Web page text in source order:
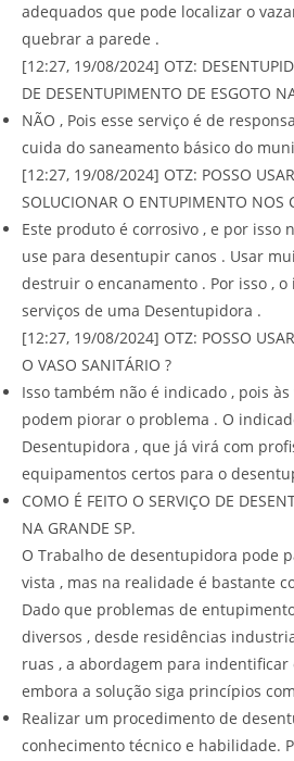
adequados que pode localizar o
quebrar a parede .
[12:27, 19/08/2024] OTZ:
DE DESENTUPIMENTO DE ESGOTO
NÃO , Pois esse serviço é de
cuida do saneamento básico do
[12:27, 19/08/2024] OTZ: POSSO
SOLUCIONAR O ENTUPIMENTO NOS
Este produto é corrosivo , e por isso
use para desentupir canos . Usar
destruir o encanamento . Por isso ,
serviços de uma Desentupidora .
[12:27, 19/08/2024] OTZ: POSSO
O VASO SANITÁRIO ?
Isso também não é indicado , pois
podem piorar o problema . O
Desentupidora , que já virá com
equipamentos certos para o
COMO É FEITO O SERVIÇO DE
NA GRANDE SP.
O Trabalho de desentupidora pode
vista , mas na realidade é bastante
Dado que problemas de
diversos , desde residências
ruas , a abordagem para
embora a solução siga princípios
Realizar um procedimento de
conhecimento técnico e habilidade.